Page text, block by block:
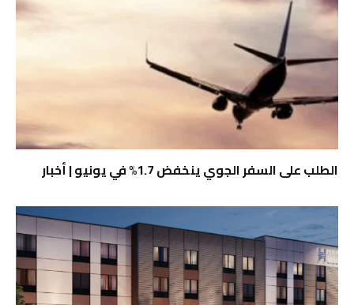
الطلب على السفر الجوي ينخفض ​​1.7% في يونيو | أخبار